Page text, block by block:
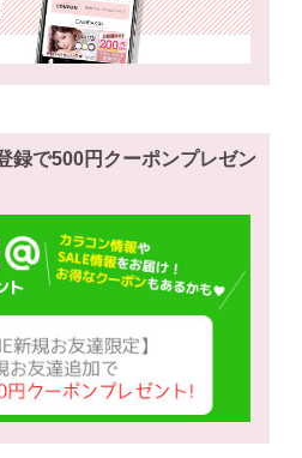
録で500円クーポンプレゼン